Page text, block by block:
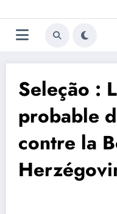
au
contenu
Seleção :
probable
contre la